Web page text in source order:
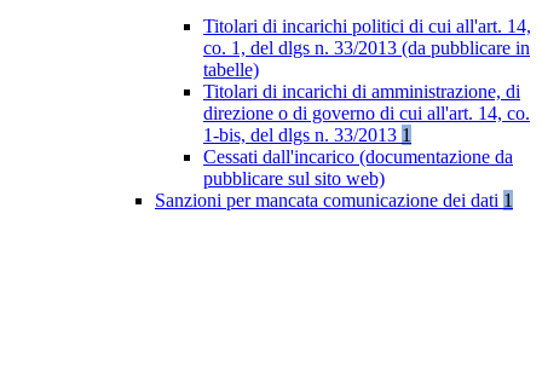
Titolari di incarichi politici di cui all'art. 14,
co. 1, del dlgs n. 33/2013 (da pubblicare in
tabelle)
Titolari di incarichi di amministrazione, di
direzione o di governo di cui all'art. 14, co.
1-bis, del dlgs n. 33/2013 1
Cessati dall'incarico (documentazione da
pubblicare sul sito web)
Sanzioni per mancata comunicazione dei dati 1